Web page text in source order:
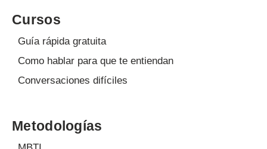
Cursos
Guía rápida gratuita
Como hablar para que te entiendan
Conversaciones difíciles
Metodologías